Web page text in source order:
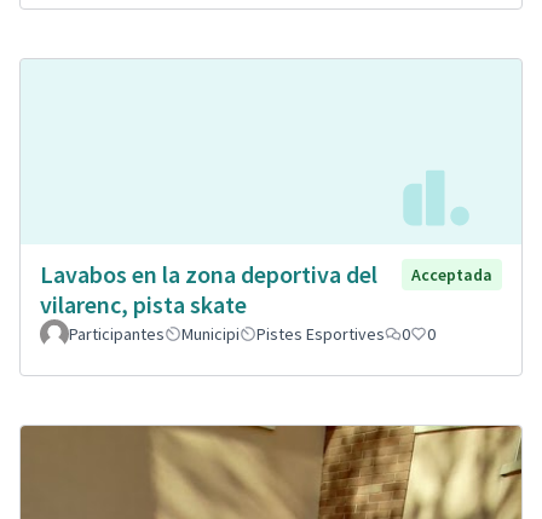
Lavabos en la zona deportiva del
vilarenc, pista skate
Acceptada
Participantes Municipi Pistes Esportives 0 0